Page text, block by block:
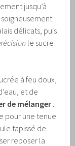
jusqu’à
délicats, puis
le sucre
à feu doux,
et de
de mélanger :
pour une tenue
tapissé de
reposer la